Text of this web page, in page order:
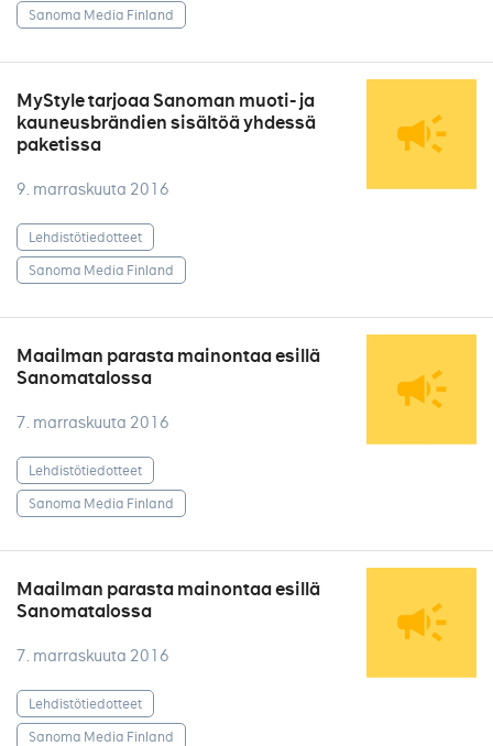
Sanoma Media Finland
MyStyle tarjoaa Sanoman muoti- ja
kauneusbrändien sisältöä yhdessä
paketissa
9. marraskuuta 2016
Lehdistötiedotteet
Sanoma Media Finland
Maailman parasta mainontaa esillä
Sanomatalossa
7. marraskuuta 2016
Lehdistötiedotteet
Sanoma Media Finland
Maailman parasta mainontaa esillä
Sanomatalossa
7. marraskuuta 2016
Lehdistötiedotteet
Sanoma Media Finland